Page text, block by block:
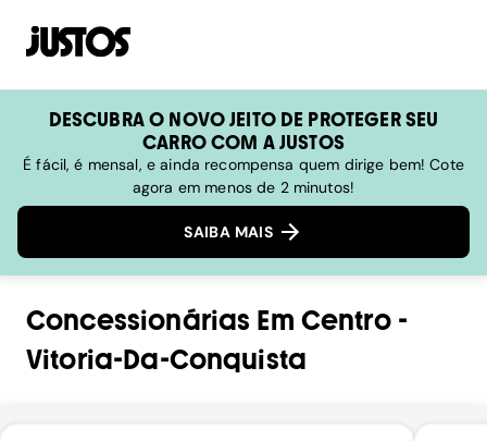
DESCUBRA O NOVO JEITO DE PROTEGER SEU
CARRO COM A JUSTOS
É fácil, é mensal, e ainda recompensa quem dirige bem! Cote
agora em menos de 2 minutos!
SAIBA MAIS
Concessionárias Em Centro-
Vitoria-Da-Conquista